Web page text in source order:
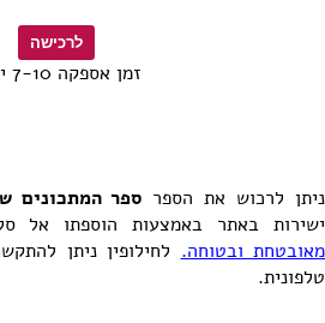
זמן אספקה 7-10 ימים
ניתן לרכוש את הספר ספר המתכונים
ישירות באתר באמצעות הוספתו אל
מאובטחת ובטוחה. לחילופין ניתן
טלפונית.